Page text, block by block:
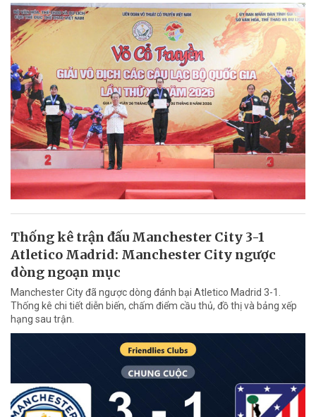
Thống kê trận đấu Manchester City 3-1
Atletico Madrid: Manchester City ngược
dòng ngoạn mục
Manchester City đã ngược dòng đánh bại Atletico Madrid 3-1.
Thống kê chi tiết diễn biến, chấm điểm cầu thủ, đồ thị và bảng xếp
hạng sau trận.